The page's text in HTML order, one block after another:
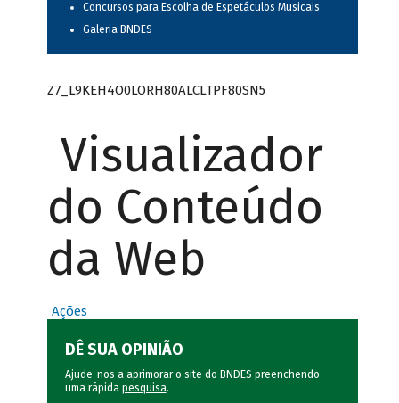
Concursos para Escolha de Espetáculos Musicais
Galeria BNDES
Z7_L9KEH4O0LORH80ALCLTPF80SN5
Visualizador
do Conteúdo
da Web
Ações
DÊ SUA OPINIÃO
Ajude-nos a aprimorar o site do BNDES preenchendo
uma rápida pesquisa.